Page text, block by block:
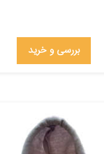
بررسی و خرید